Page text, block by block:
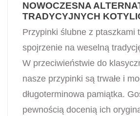
NOWOCZESNA
TRADYCYJNYCH
Przypinki ślubne z ptaszkami
spojrzenie na weselną
W przeciwieństwie do
nasze przypinki są trwałe i
długoterminowa pamiątka.
pewnością docenią ich